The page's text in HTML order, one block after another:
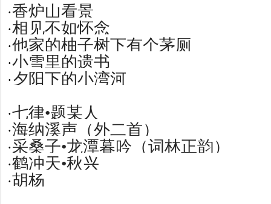
·香炉山看景
·相见不如怀念
·他家的柚子树下有个茅厕
·小雪里的遗书
·夕阳下的小湾河
·七律•题某人
·海纳溪声（外二首）
·采桑子•龙潭暮吟（词林正韵）
·鹤冲天•秋兴
·胡杨